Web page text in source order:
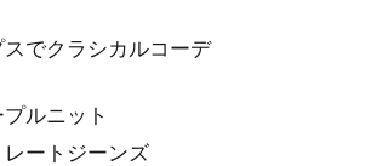
でクラシカルコーデ
ルニット
ートジーンズ